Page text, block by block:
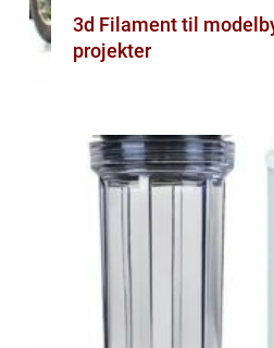
3d Filament til
projekter